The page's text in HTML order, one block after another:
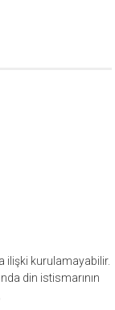
ilişki kurulamayabilir.
din istismarının